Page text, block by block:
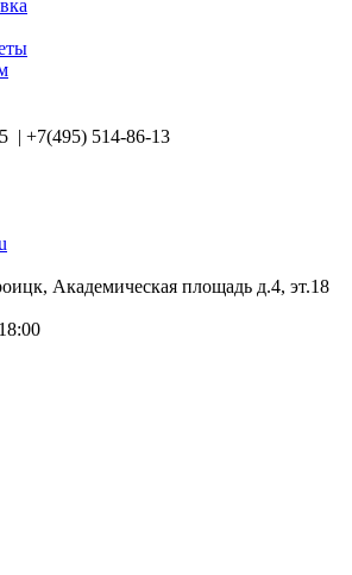
| +7(495) 514-86-13
Академическая площадь д.4, эт.18